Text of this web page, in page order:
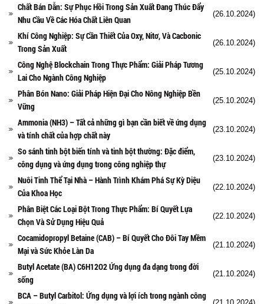
Chất Bán Dẫn: Sự Phục Hồi Trong Sản Xuất Đang Thúc Đẩy
Nhu Cầu Về Các Hóa Chất Liên Quan
(26.10.2024)
Khí Công Nghiệp: Sự Cần Thiết Của Oxy, Nitơ, Và Cacbonic
Trong Sản Xuất
(26.10.2024)
Công Nghệ Blockchain Trong Thực Phẩm: Giải Pháp Tương
Lai Cho Ngành Công Nghiệp
(25.10.2024)
Phân Bón Nano: Giải Pháp Hiện Đại Cho Nông Nghiệp Bền
Vững
(25.10.2024)
Ammonia (NH3) – Tất cả những gì bạn cần biết về ứng dụng
và tính chất của hợp chất này
(23.10.2024)
So sánh tinh bột biến tính và tinh bột thường: Đặc điểm,
công dụng và ứng dụng trong công nghiệp thự
(23.10.2024)
Nuôi Tinh Thể Tại Nhà – Hành Trình Khám Phá Sự Kỳ Diệu
Của Khoa Học
(22.10.2024)
Phân Biệt Các Loại Bột Trong Thực Phẩm: Bí Quyết Lựa
Chọn Và Sử Dụng Hiệu Quả
(22.10.2024)
Cocamidopropyl Betaine (CAB) – Bí Quyết Cho Đôi Tay Mềm
Mại và Sức Khỏe Làn Da
(21.10.2024)
Butyl Acetate (BA) C6H12O2 Ứng dụng đa dạng trong đời
sống
(21.10.2024)
BCA – Butyl Carbitol: Ứng dụng và lợi ích trong ngành công